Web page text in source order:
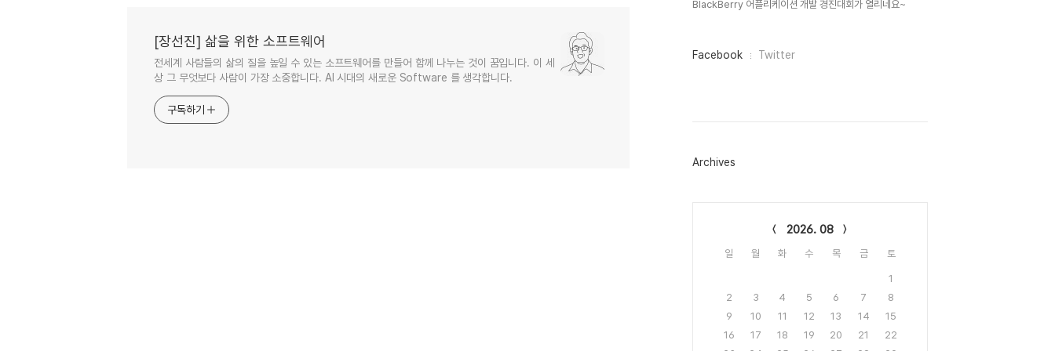
[장선진] 삶을 위한 소프트웨어
전세계 사람들의 삶의 질을 높일 수 있는 소프트웨어를 만들어 함께 나누는 것이 꿈입니다. 이 세
상 그 무엇보다 사람이 가장 소중합니다. AI 시대의 새로운 Software 를 생각합니다.
구독하기
BlackBerry 어플리케이션 개발 경진대회가 열리네요~
페
그
Facebook Twitter
Archives
2026. 08
일 월 화 수 목 금 토
1
2
3 4 5 6 7
8
9
10 11 12 13 14
15
16
17 18 19 20 21
22